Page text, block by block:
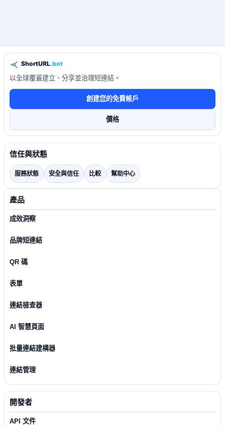
以全球覆蓋建立、分享並治理短連結。
創建您的免費帳戶
價格
信任與狀態
服務狀態 安全與信任 比較 幫助中心
產品
成效洞察
品牌短連結
QR 碼
表單
連結檢查器
AI 智慧頁面
批量連結建構器
連結管理
開發者
API 文件